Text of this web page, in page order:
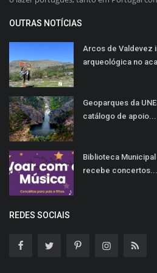
OUTRAS NOTÍCIAS
Arcos de Valdevez
arqueológica no
Geoparques da
catálogo de apoio...
Biblioteca
recebe concertos...
REDES SOCIAIS